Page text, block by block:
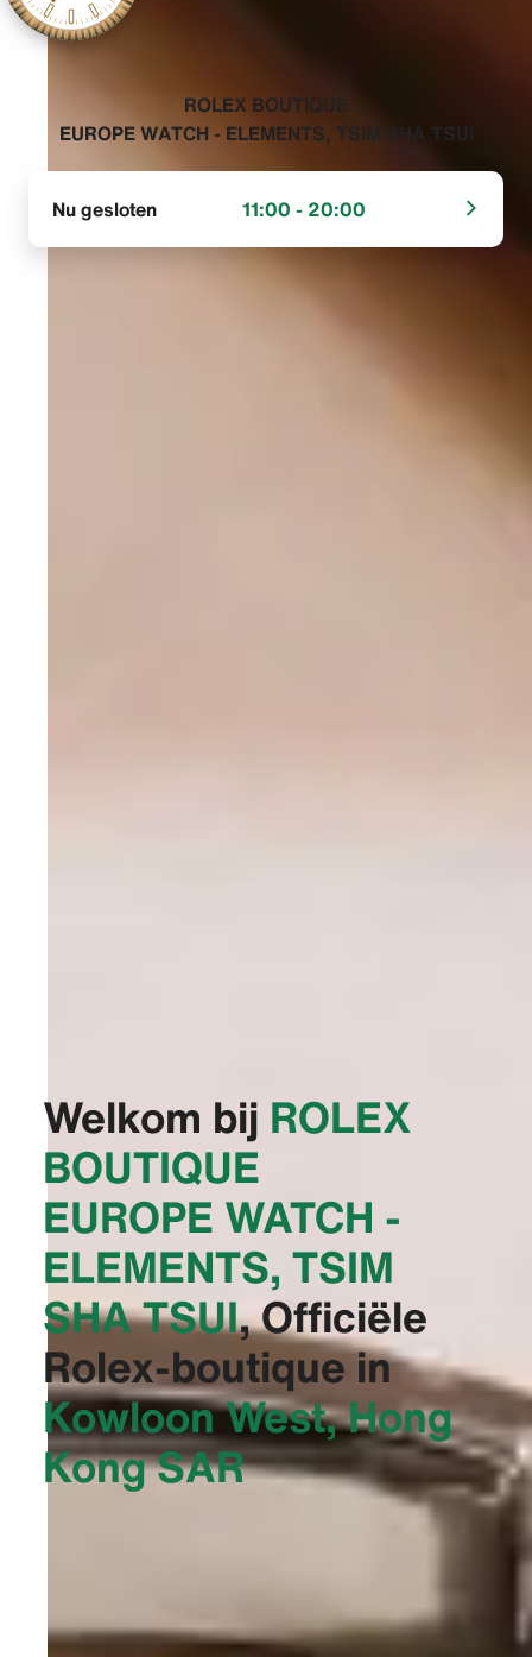
‭ROLEX BOUTIQUE
EUROPE WATCH - ELEMENTS, TSIM SHA TSUI‬
Nu gesloten 11:00 - 20:00
Welkom bij ‭ROLEX
BOUTIQUE
EUROPE WATCH -
ELEMENTS, TSIM
SHA TSUI‬, Officiële
Rolex-boutique in
Kowloon West, Hong
Kong SAR